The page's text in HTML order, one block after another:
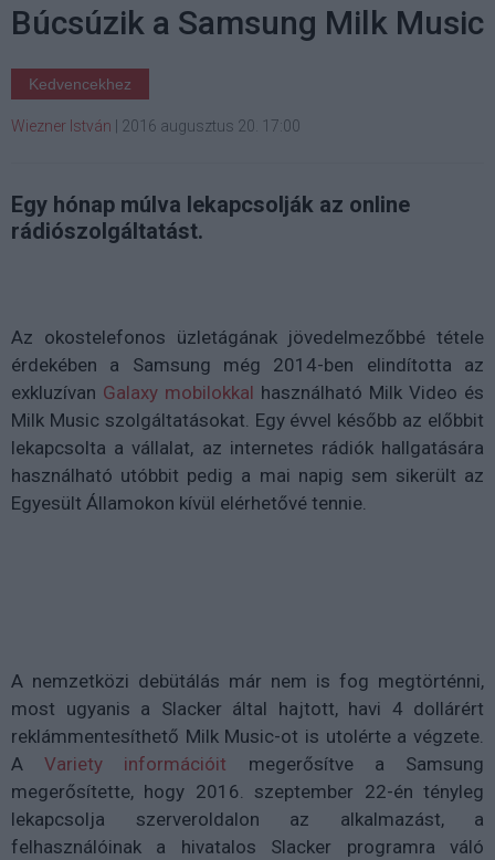
Búcsúzik a Samsung Milk Music
Kedvencekhez
Wiezner István 2016 augusztus 20. 17:00
Egy hónap múlva lekapcsolják az online
rádiószolgáltatást.
Az okostelefonos üzletágának jövedelmezőbbé tétele
érdekében a Samsung még 2014-ben elindította az
exkluzívan Galaxy mobilokkal használható Milk Video és
Milk Music szolgáltatásokat. Egy évvel később az előbbit
lekapcsolta a vállalat, az internetes rádiók hallgatására
használható utóbbit pedig a mai napig sem sikerült az
Egyesült Államokon kívül elérhetővé tennie.
A nemzetközi debütálás már nem is fog megtörténni,
most ugyanis a Slacker által hajtott, havi 4 dollárért
reklámmentesíthető Milk Music-ot is utolérte a végzete.
AVariety információit megerősítve a Samsung
megerősítette, hogy 2016. szeptember 22-én tényleg
lekapcsolja szerveroldalon az alkalmazást, a
felhasználóinak a hivatalos Slacker programra váló